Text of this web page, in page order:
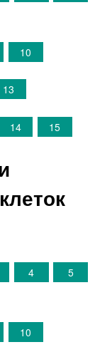
10
13
14 15
4
5
10